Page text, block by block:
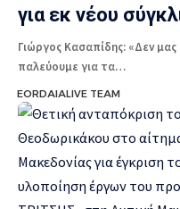
για εκ νέου
Γιώργος Κασαπίδης: «Δεν μας
παλεύουμε για τα…
EORDAIALIVE TEAM